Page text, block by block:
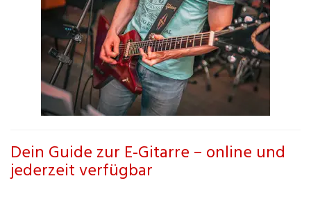
Dein Guide zur E-Gitarre – online und
jederzeit verfügbar